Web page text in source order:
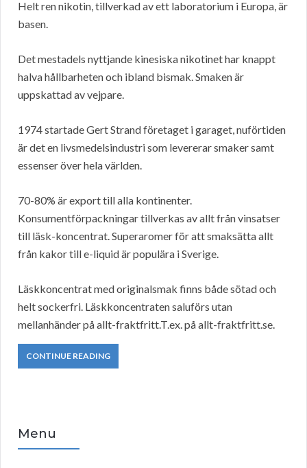
Helt ren nikotin, tillverkad av ett laboratorium i Europa, är
basen.
Det mestadels nyttjande kinesiska nikotinet har knappt
halva hållbarheten och ibland bismak. Smaken är
uppskattad av vejpare.
1974 startade Gert Strand företaget i garaget, nuförtiden
är det en livsmedelsindustri som levererar smaker samt
essenser över hela världen.
70-80% är export till alla kontinenter.
Konsumentförpackningar tillverkas av allt från vinsatser
till läsk-koncentrat. Superaromer för att smaksätta allt
från kakor till e-liquid är populära i Sverige.
Läskkoncentrat med originalsmak finns både sötad och
helt sockerfri. Läskkoncentraten saluförs utan
mellanhänder på allt-fraktfritt.T.ex. på allt-fraktfritt.se.
CONTINUE READING
Menu